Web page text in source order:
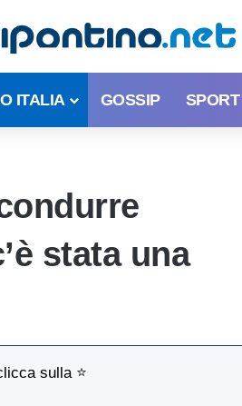
ITALIA GOSSIP SPORT
stata una
sulla ⭐